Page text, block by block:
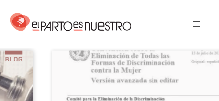
contenido
BLOG